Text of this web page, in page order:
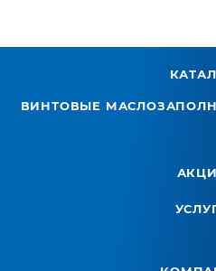
ВИНТОВЫЕ